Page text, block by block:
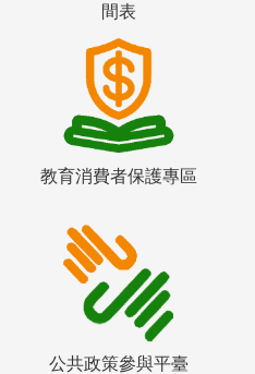
間表
教育消費者保護專區
公共政策參與平臺